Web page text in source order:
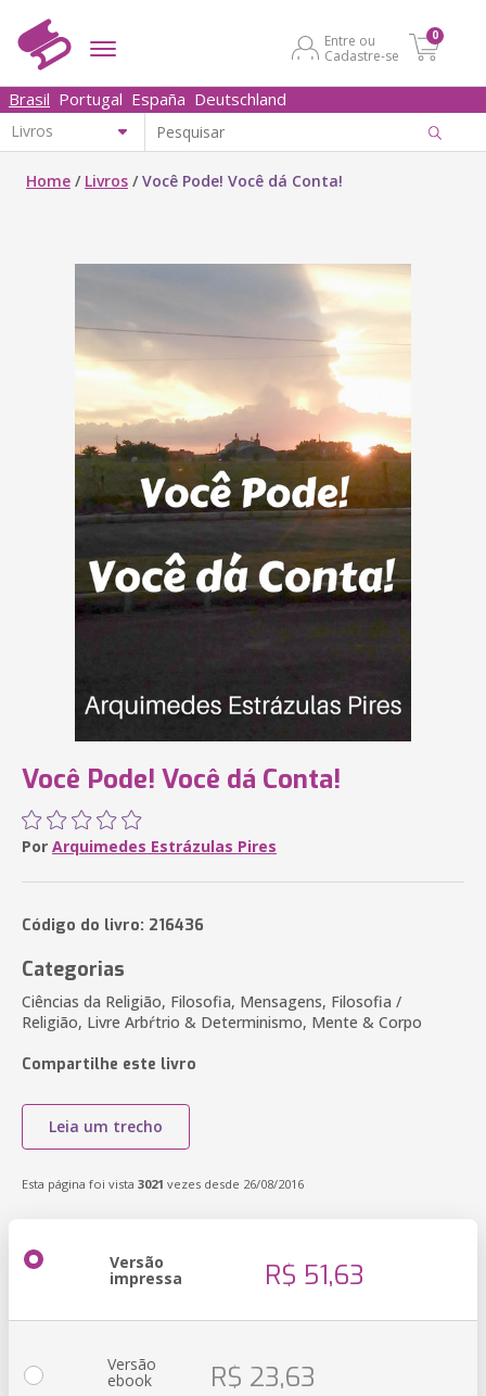
Entre ou
Cadastre-se
0
Brasil Portugal España Deutschland
Home / Livros /Você Pode! Você dá Conta!
Você Pode! Você dá Conta!
Por Arquimedes Estrázulas Pires
Código do livro: 216436
Categorias
Ciências da Religião, Filosofia, Mensagens, Filosofia /
Religião, Livre Arbŕtrio & Determinismo, Mente & Corpo
Compartilhe este livro
Leia um trecho
Esta página foi vista 3021 vezes desde 26/08/2016
Versão
impressa R$ 51,63
Versão
ebook R$ 23,63